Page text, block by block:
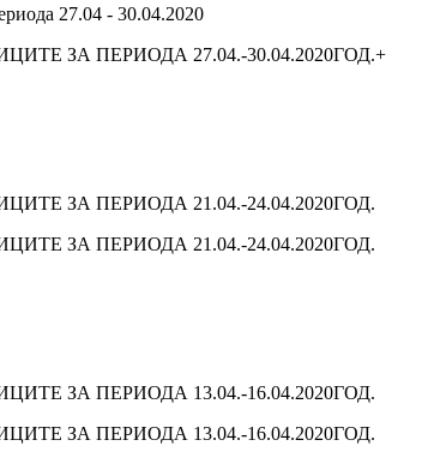
27.04 - 30.04.2020
ЗА ПЕРИОДА 27.04.-30.04.2020ГОД.+
ЗА ПЕРИОДА 21.04.-24.04.2020ГОД.
ЗА ПЕРИОДА 21.04.-24.04.2020ГОД.
ЗА ПЕРИОДА 13.04.-16.04.2020ГОД.
ЗА ПЕРИОДА 13.04.-16.04.2020ГОД.